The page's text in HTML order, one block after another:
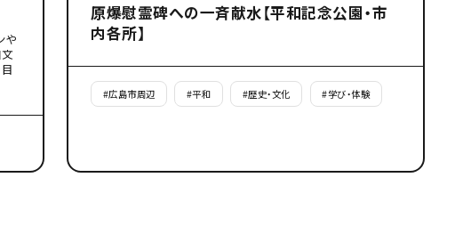
や
原爆慰霊碑への一斉献水【平和記念公園・市
内各所】
#広島市周辺 #平和 #歴史・文化 #学び・体験